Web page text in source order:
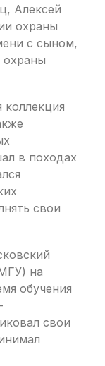
Алексей
охраны
с сыном,
охраны
коллекция
в походах
свои
на
обучения
свои